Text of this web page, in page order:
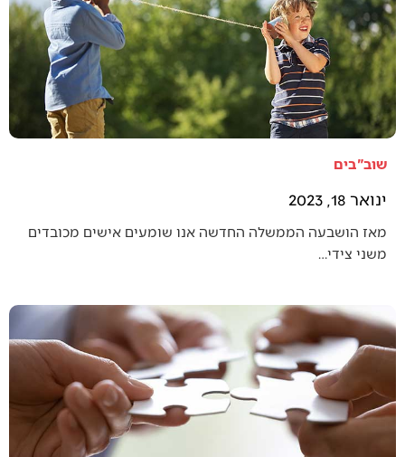
שוב"בים
ינואר 18, 2023
מאז הושבעה הממשלה החדשה אנו שומעים אישים מכובדים
משני צידי…